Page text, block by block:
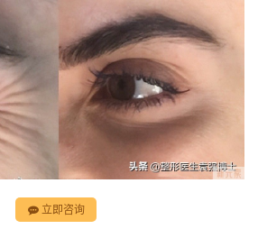
立即咨询